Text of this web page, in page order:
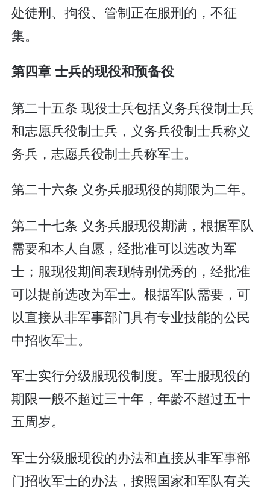
处徒刑、拘役、管制正在服刑的，不征
集。
第四章 士兵的现役和预备役
第二十五条 现役士兵包括义务兵役制士兵
和志愿兵役制士兵，义务兵役制士兵称义
务兵，志愿兵役制士兵称军士。
第二十六条 义务兵服现役的期限为二年。
第二十七条 义务兵服现役期满，根据军队
需要和本人自愿，经批准可以选改为军
士；服现役期间表现特别优秀的，经批准
可以提前选改为军士。根据军队需要，可
以直接从非军事部门具有专业技能的公民
中招收军士。
军士实行分级服现役制度。军士服现役的
期限一般不超过三十年，年龄不超过五十
五周岁。
军士分级服现役的办法和直接从非军事部
门招收军士的办法，按照国家和军队有关